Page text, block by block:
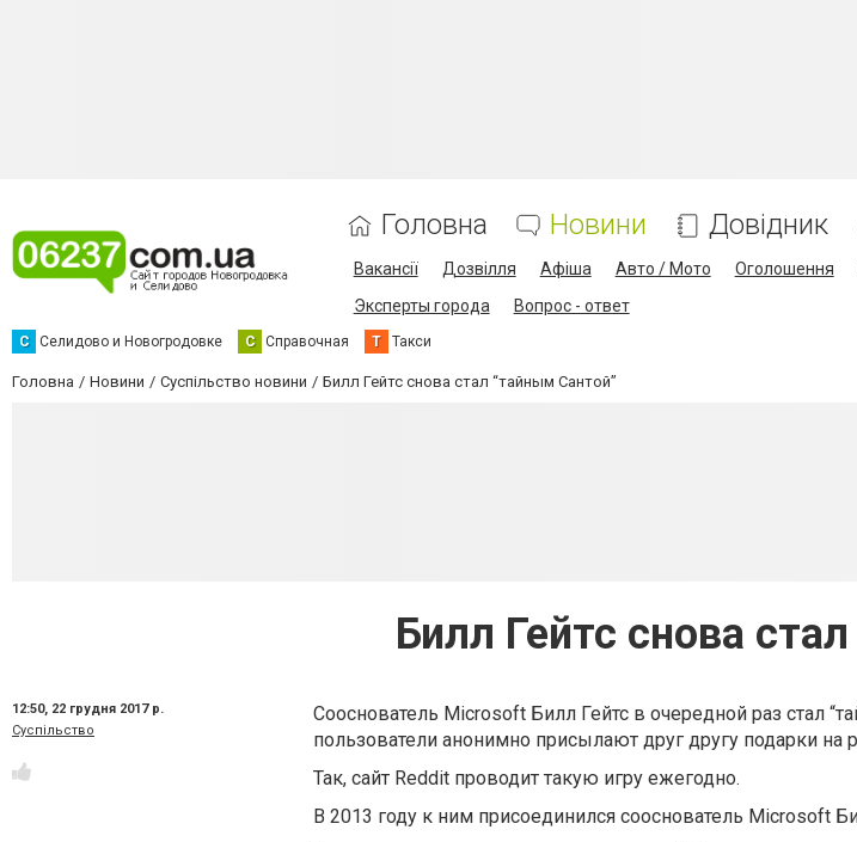
Головна Новини Довідник
Вакансії Дозвілля Афіша Авто / Мото Оголошення
Эксперты города
Вопрос - ответ
С Селидово и Новогродовке С Справочная Т Такси
Головна Новини Суспільство новини Билл Гейтс снова стал “тайным Сантой”
Билл Гейтс снова
12:50, 22 грудня 2017 р.
Суспільство
Сооснователь Microsoft Билл Гейтс в очередной раз стал
пользователи анонимно присылают друг другу подарки на
Так, сайт Reddit проводит такую игру ежегодно.
В 2013 году к ним присоединился сооснователь Microsoft